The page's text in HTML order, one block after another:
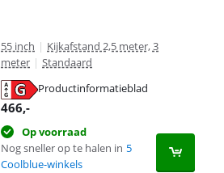
55 inch | Kijkafstand 2,5 meter, 3
meter | Standaard
Productinformatieblad
466,-
Op voorraad
Nog sneller op te halen in 5
Coolblue-winkels